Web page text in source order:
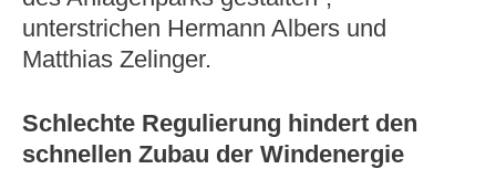
unterstrichen Hermann Albers und
Matthias Zelinger.
Schlechte Regulierung hindert den
schnellen Zubau der Windenergie